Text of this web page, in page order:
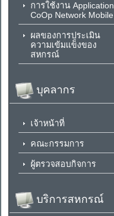
การใช้งาน Application
CoOp Network Mobile
ผลของการประเมิน
ความเข้มแข็งของ
สหกรณ์
บุคลากร
เจ้าหน้าที่
คณะกรรมการ
ผู้ตรวจสอบกิจการ
บริการสหกรณ์